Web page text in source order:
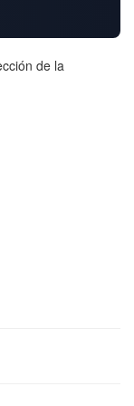
de la